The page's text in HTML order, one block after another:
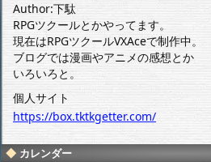
Author:下駄
RPGツクールとかやってます。
現在はRPGツクールVXAceで制作中。
ブログでは漫画やアニメの感想とか
いろいろと。
個人サイト
https://box.tktkgetter.com/
カレンダー